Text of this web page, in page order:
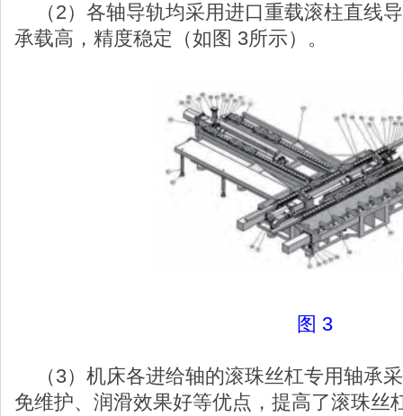
（2）各轴导轨均采用进口重载滚柱直线
承载高，精度稳定（如图 3所示）。
图 3
（3）机床各进给轴的滚珠丝杠专用轴承
免维护、润滑效果好等优点，提高了滚珠丝